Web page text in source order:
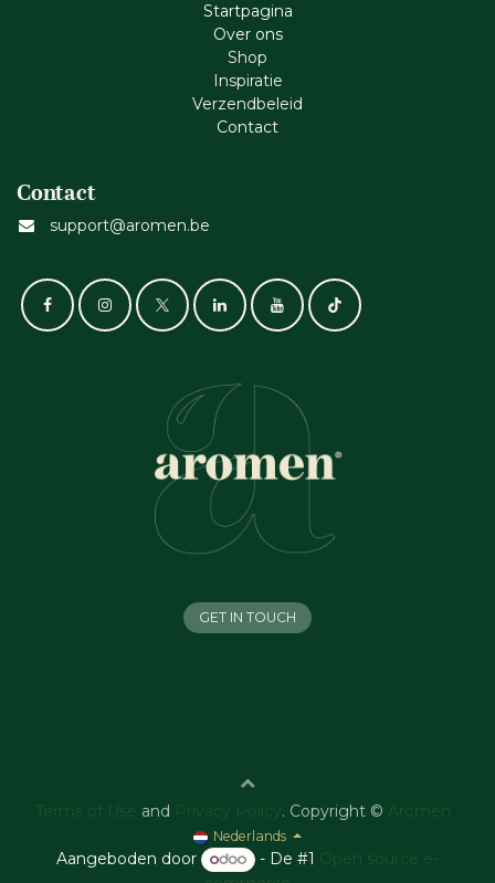
Startpagina
Ove​r​ ons
Shop
Inspiratie
Verzendbeleid
Cont​act
Contact
support@aromen.be
GET IN TOUCH
Terms of Use and Privacy Policy . Copyright © Aromen
Nederlands
Aangeboden door - De #1 Open source e-